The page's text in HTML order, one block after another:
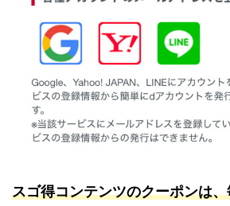
スゴ得コンテンツのクーポンは